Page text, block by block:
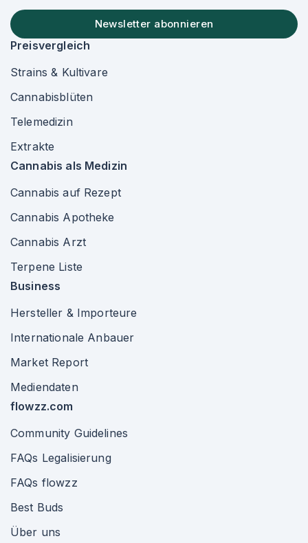
Newsletter abonnieren
Preisvergleich
Strains & Kultivare
Cannabisblüten
Telemedizin
Extrakte
Cannabis als Medizin
Cannabis auf Rezept
Cannabis Apotheke
Cannabis Arzt
Terpene Liste
Business
Hersteller & Importeure
Internationale Anbauer
Market Report
Mediendaten
flowzz.com
Community Guidelines
FAQs Legalisierung
FAQs flowzz
Best Buds
Über uns